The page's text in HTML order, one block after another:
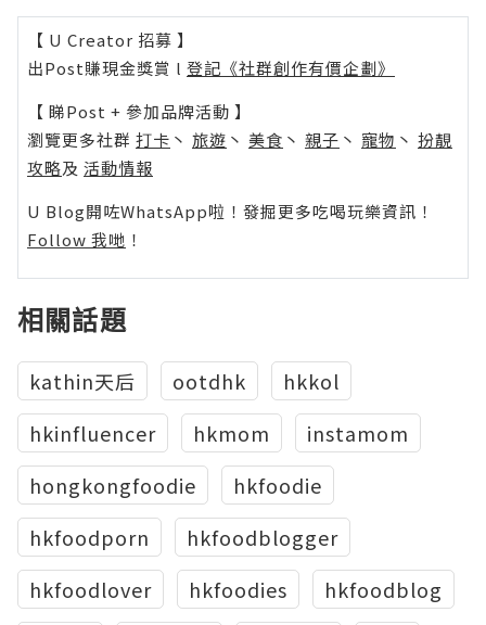
【 U Creator 招募 】
出Post賺現金獎賞 l 登記《社群創作有價企劃》
【 睇Post + 參加品牌活動 】
瀏覽更多社群 打卡 丶 旅遊 丶 美食 丶 親子 丶 寵物 丶 扮靚
攻略及 活動情報
U Blog開咗WhatsApp啦！發掘更多吃喝玩樂資訊！
Follow 我哋 ！
相關話題
kathin天后 ootdhk
hkkol
hkinfluencer
hkmom
instamom
hongkongfoodie
hkfoodie
hkfoodporn
hkfoodblogger
hkfoodlover
hkfoodies
hkfoodblog